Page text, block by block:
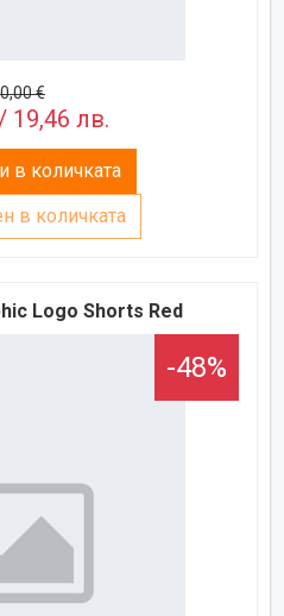
€
19,46 лв.
в количката
в количката
Logo Shorts Red
-48%